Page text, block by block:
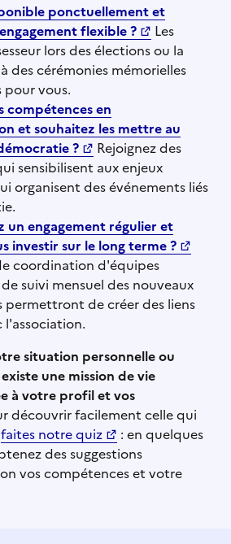
ponctuellement et
flexible ?
Les
lors des élections ou la
des cérémonies mémorielles
vous.
compétences en
et souhaitez les mettre au
?
Rejoignez des
sensibilisent aux enjeux
organisent des événements liés
un engagement régulier et
investir sur le long terme ?
coordination d'équipes
suivi mensuel des nouveaux
permettront de créer des liens
l'association.
situation personnelle ou
une mission de vie
à votre profil et vos
découvrir facilement celle qui
faites notre quiz
: en quelques
des suggestions
vos compétences et votre